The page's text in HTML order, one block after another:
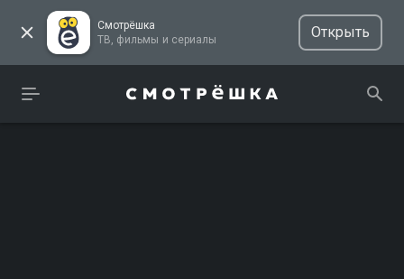
Смотрёшка
ТВ, фильмы и сериалы
Открыть